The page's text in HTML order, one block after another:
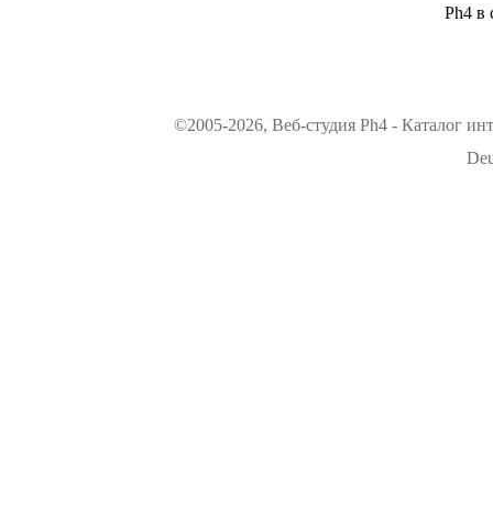
Ph4 в
©2005-2026, Веб-студия Ph4 - Каталог